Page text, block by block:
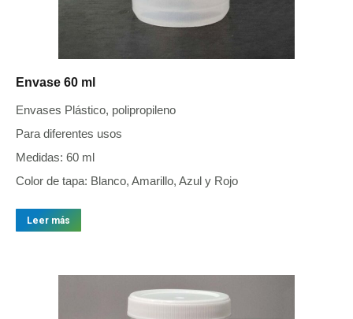
Envase 60 ml
Envases Plástico, polipropileno
Para diferentes usos
Medidas: 60 ml
Color de tapa: Blanco, Amarillo, Azul y Rojo
Leer más